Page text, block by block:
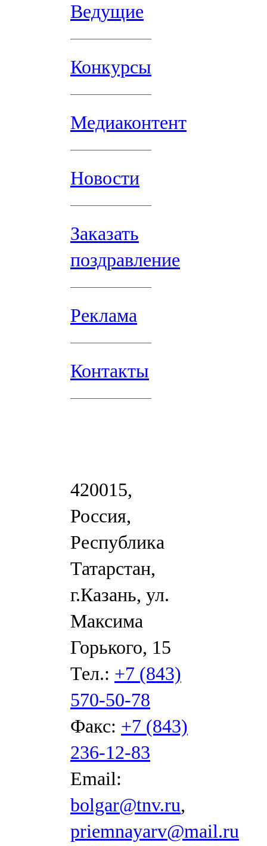
Ведущие
Конкурсы
Медиаконтент
Новости
Заказать
поздравление
Реклама
Контакты
420015,
Россия,
Республика
Татарстан,
г.Казань, ул.
Максима
Горького, 15
Тел.: +7 (843)
570-50-78
Факс: +7 (843)
236-12-83
Email:
bolgar@tnv.ru,
priemnayarv@mail.ru